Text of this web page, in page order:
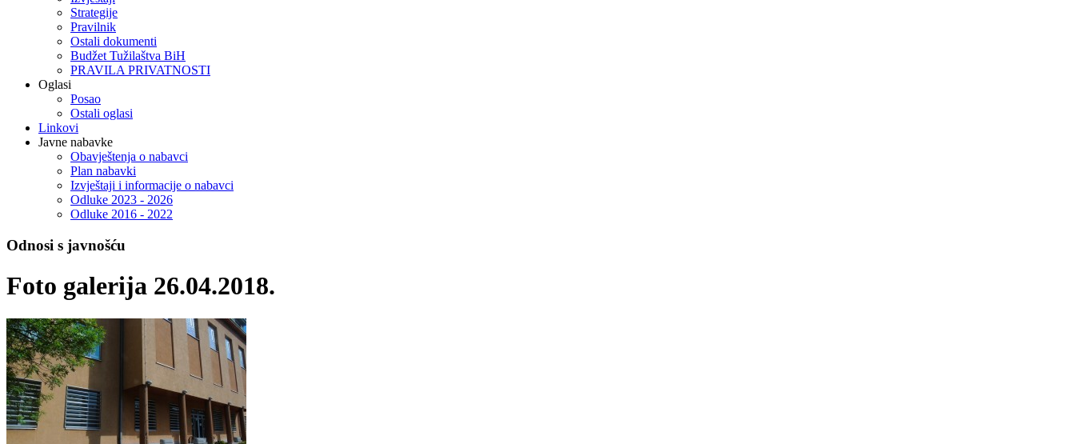
Strategije
Pravilnik
Ostali dokumenti
Budžet Tužilaštva BiH
PRAVILA PRIVATNOSTI
Oglasi
Posao
Ostali oglasi
Linkovi
Javne nabavke
Obavještenja o nabavci
Plan nabavki
Izvještaji i informacije o nabavci
Odluke 2023 - 2026
Odluke 2016 - 2022
Odnosi s javnošću
Foto galerija 26.04.2018.